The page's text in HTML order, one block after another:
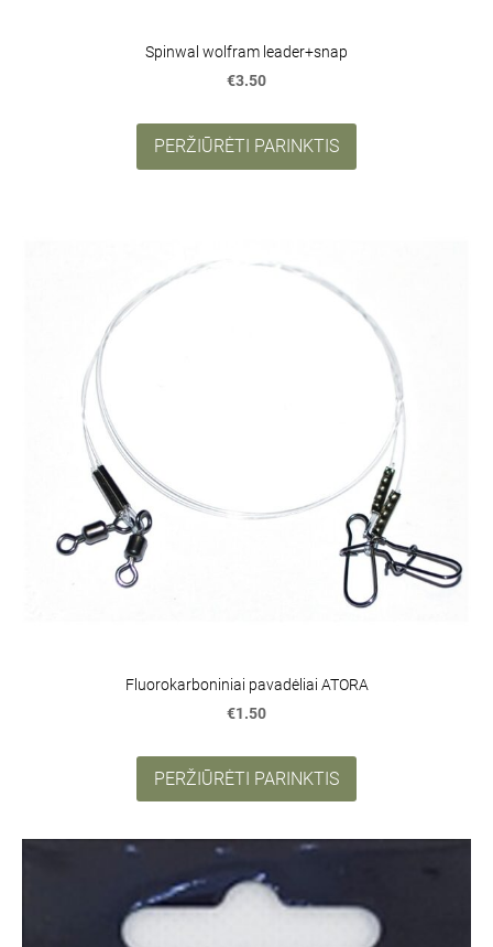
Spinwal wolfram leader+snap
€3.50
PERŽIŪRĖTI PARINKTIS
Fluorokarboniniai pavadėliai ATORA
€1.50
PERŽIŪRĖTI PARINKTIS